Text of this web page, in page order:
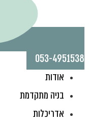
053-4951538
אודות
בניה מתקדמת
אדריכלות